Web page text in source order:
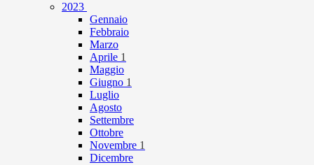
2023
Gennaio
Febbraio
Marzo
Aprile 1
Maggio
Giugno 1
Luglio
Agosto
Settembre
Ottobre
Novembre 1
Dicembre